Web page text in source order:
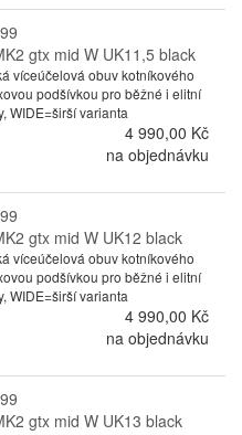
gtx mid W UK11,5 black
víceúčelová obuv kotníkového
podšívkou pro běžné i elitní
WIDE=širší varianta
4 990,00 Kč
na objednávku
gtx mid W UK12 black
víceúčelová obuv kotníkového
podšívkou pro běžné i elitní
WIDE=širší varianta
4 990,00 Kč
na objednávku
gtx mid W UK13 black